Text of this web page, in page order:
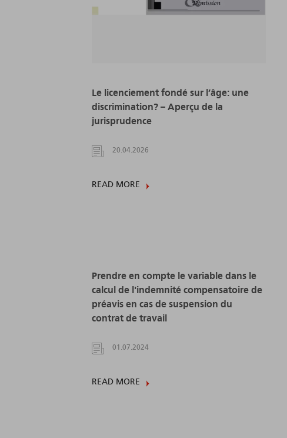
Le licenciement fondé sur l’âge: une
discrimination? – Aperçu de la
jurisprudence
20.04.2026
READ MORE
Prendre en compte le variable dans le
calcul de l'indemnité compensatoire de
préavis en cas de suspension du
contrat de travail
01.07.2024
READ MORE